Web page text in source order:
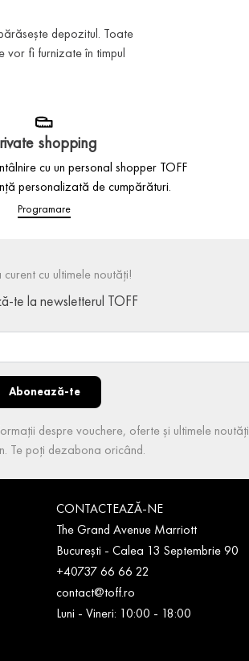
depozitul. Toate
vor fi furnizate în timpul
shopping
cu un personal shopper TOFF
personalizată de cumpărături.
Programare
curent cu ultimele noutăți!
te la newsletterul TOFF
Abonează-te
despre vouchere, oferte și ultimele noutăți
Te poți dezabona oricând.
CONTACTEAZĂ-NE
The Grand Avenue Marriott
București - Calea 13 Septembrie 90
+40737 66 66 22
contact@toff.ro
Luni - Vineri: 10:00 - 18:00